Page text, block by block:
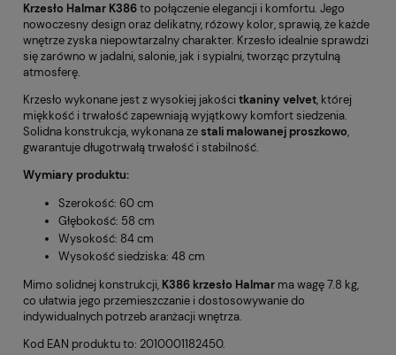
Krzesło Halmar K386to połączenie elegancji i komfortu. Jego
nowoczesny design oraz delikatny, różowy kolor, sprawią, że każde
wnętrze zyska niepowtarzalny charakter. Krzesło idealnie sprawdzi
się zarówno w jadalni, salonie, jak i sypialni, tworząc przytulną
atmosferę.
Krzesło wykonane jest z wysokiej jakości tkaniny velvet, której
miękkość i trwałość zapewniają wyjątkowy komfort siedzenia.
Solidna konstrukcja, wykonana zestali malowanej proszkowo,
gwarantuje długotrwałą trwałość i stabilność.
Wymiary produktu:
Szerokość: 60 cm
Głębokość: 58 cm
Wysokość: 84 cm
Wysokość siedziska: 48 cm
Mimo solidnej konstrukcji, K386 krzesło Halmar ma wagę 7.8 kg,
co ułatwia jego przemieszczanie i dostosowywanie do
indywidualnych potrzeb aranżacji wnętrza.
Kod EAN produktu to: 2010001182450.